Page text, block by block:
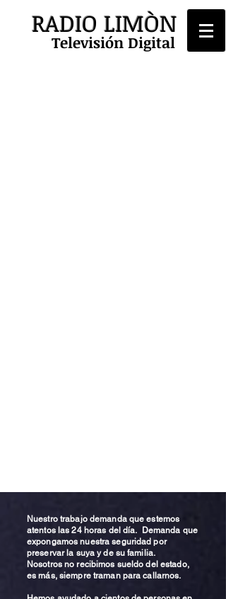
RADIO LIMÒN
Televisión Digital
Nuestro trabajo demanda que estemos
atentos las 24 horas del día. Demanda que
expongamos nuestra seguridad por
preservar la suya y de su familia.
Nosotros no recibimos sueldo del estado,
es más, siempre traman para callarnos.